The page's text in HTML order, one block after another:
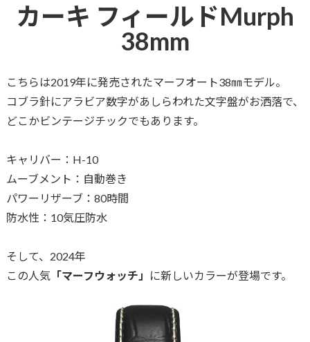
カーキ フィールドMurph
38mm
こちらは2019年に発売されたマーフオート38㎜モデル。
コブラ針にアラビア数字があしらわれた文字盤がお洒落で、
どこかビンテージチックでもあります。
キャリバー：H-10
ムーブメント：自動巻き
パワーリザーブ：80時間
防水性：10気圧防水
そして、2024年
この人気「マーフウォッチ」 に新しいカラーが登場です。